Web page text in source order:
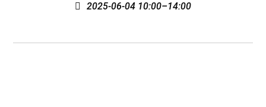
2025-06-04 10:00–14:00